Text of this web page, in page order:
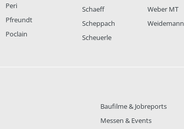
Peri
Pfreundt
Poclain
Schaeff
Scheppach
Scheuerle
Weber MT
Weidemann
Baufilme & Jobreports
Messen & Events